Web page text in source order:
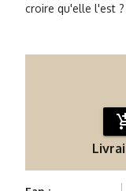
croire qu'elle l'est ?